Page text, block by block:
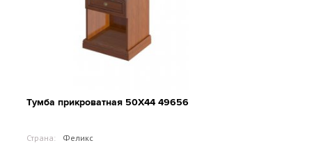
Тумба прикроватная 50Х44 49656
Страна:
Феликс